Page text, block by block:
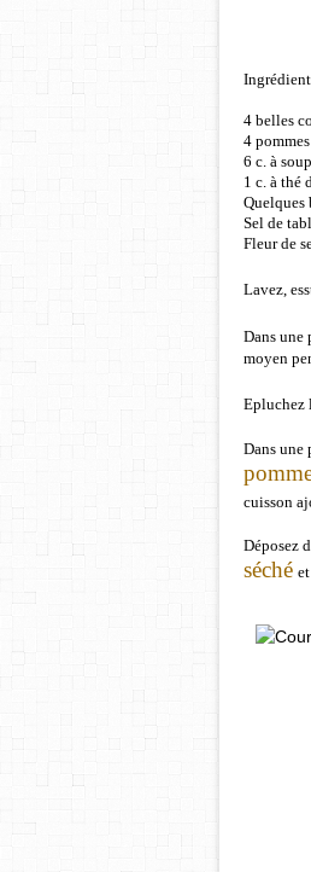
4 belles
4
6 c. à
1 c. à thé
Quelques
Sel de
Fleur de
Lavez,
Dans une
moyen
Epluchez
Dans une
cuisson
Déposez
séché